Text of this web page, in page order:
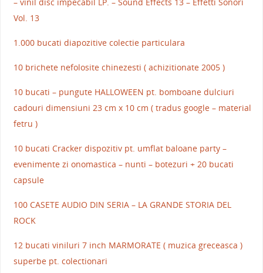
Vol. 13
1.000 bucati diapozitive colectie particulara
10 brichete nefolosite chinezesti ( achizitionate 2005 )
10 bucati – pungute HALLOWEEN pt. bomboane dulciuri
cadouri dimensiuni 23 cm x 10 cm ( tradus google – material
fetru )
10 bucati Cracker dispozitiv pt. umflat baloane party –
evenimente zi onomastica – nunti – botezuri + 20 bucati
capsule
100 CASETE AUDIO DIN SERIA – LA GRANDE STORIA DEL
ROCK
12 bucati viniluri 7 inch MARMORATE ( muzica greceasca )
superbe pt. colectionari